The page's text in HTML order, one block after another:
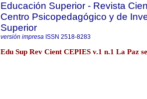
Educación Superior - Revista
Centro Psicopedagógico y de
Superior
versión impresa ISSN 2518-8283
Edu Sup Rev Cient CEPIES v.1 n.1 La Paz